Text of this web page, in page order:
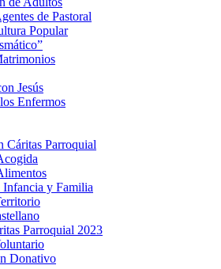
de Pastoral
Popular
Jesús
Enfermos
Cáritas Parroquial
Infancia y Familia
Parroquial 2023
Donativo